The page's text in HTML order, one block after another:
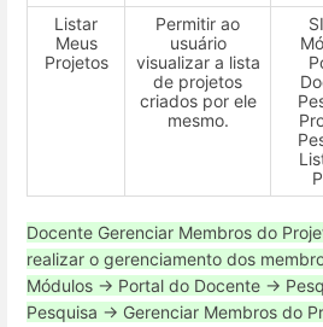
Listar
Meus
Projetos
Permitir ao
usuário
visualizar a lista
de projetos
criados por ele
mesmo.
Docente Gerenciar Membros do
realizar o gerenciamento dos
Módulos → Portal do Docente →
Pesquisa → Gerenciar Membros do